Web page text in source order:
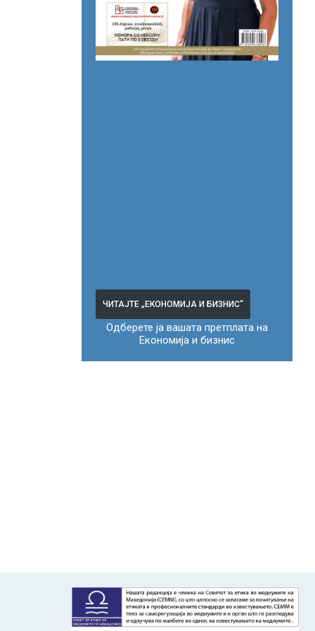
ЧИТАЈТЕ „ЕКОНОМИЈА И БИЗНИС“
Одберете ја вашата претплата на
Економија и бизнис